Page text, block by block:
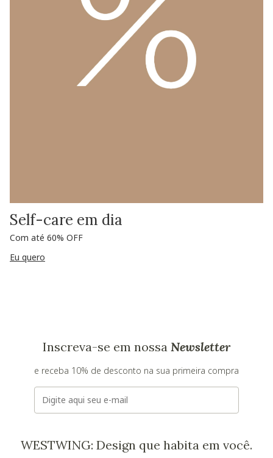
Self-care em dia
Com até 60% OFF
Eu quero
Inscreva-se em nossa Newsletter
e receba 10% de desconto na sua primeira compra
E-mail
WESTWING: Design que habita em você.